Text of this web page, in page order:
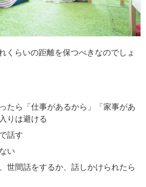
くらいの距離を保つべきなのでしょ
たら「仕事があるから」「家事があ
りは避ける
話す
い
世間話をするか、話しかけられたら